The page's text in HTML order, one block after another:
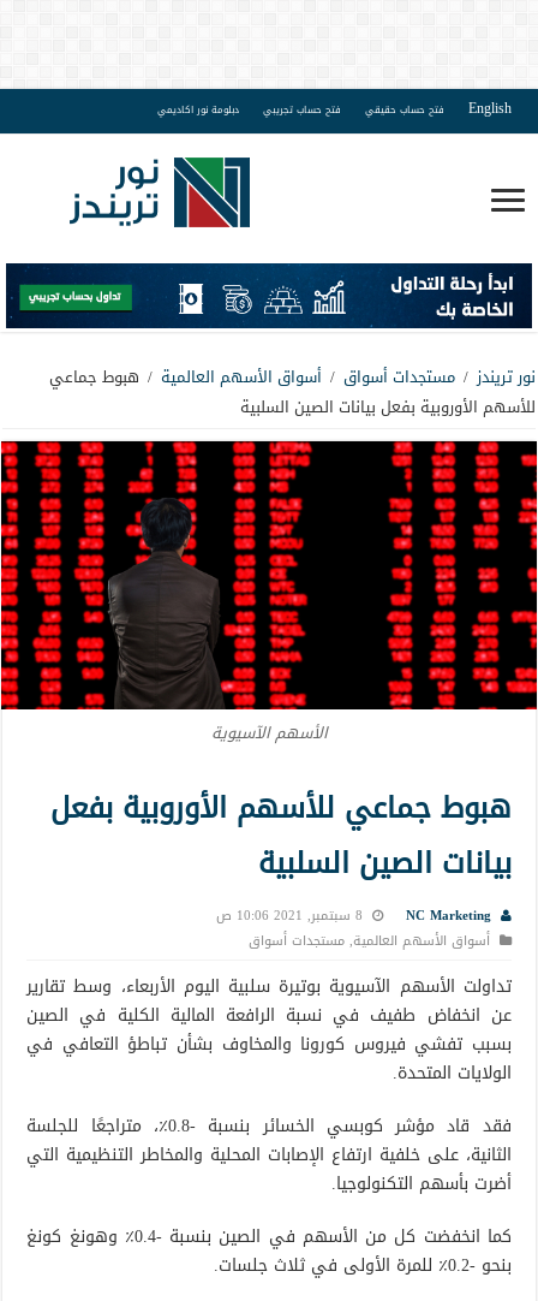
English فتح حساب حقيقي فتح حساب تجريبي دبلومة نور اكاديمي
نور تريندز / مستجدات أسواق / أسواق الأسهم العالمية / هبوط جماعي
للأسهم الأوروبية بفعل بيانات الصين السلبية
الأسهم الآسيوية
هبوط جماعي للأسهم الأوروبية بفعل
بيانات الصين السلبية
NC Marketing
8 سبتمبر, 2021 10:06 ص
أسواق الأسهم العالمية,مستجدات أسواق
تداولت الأسهم الآسيوية بوتيرة سلبية اليوم الأربعاء، وسط تقارير
عن انخفاض طفيف في نسبة الرافعة المالية الكلية في الصين
بسبب تفشي فيروس كورونا والمخاوف بشأن تباطؤ التعافي في
الولايات المتحدة.
فقد قاد مؤشر كوبسي الخسائر بنسبة -0.8٪، متراجعًا للجلسة
الثانية، على خلفية ارتفاع الإصابات المحلية والمخاطر التنظيمية التي
أضرت بأسهم التكنولوجيا.
كما انخفضت كل من الأسهم في الصين بنسبة -0.4٪ وهونغ كونغ
بنحو -0.2٪ للمرة الأولى في ثلاث جلسات.